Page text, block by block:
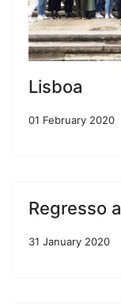
Lisboa
01 February 2020
Regresso
31 January 2020